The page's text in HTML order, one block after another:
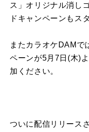
ス」オリジナル消し
ドキャンペーンもス
またカラオケDAMで
ペーンが5月7日(木)
加ください。
ついに配信リリース